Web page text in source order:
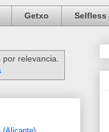
Getxo Selfless
relevancia.